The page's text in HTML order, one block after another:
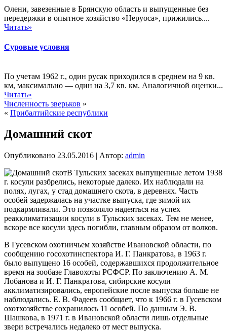
Олени, завезенные в Брянскую область и выпущенные без
передержки в опытное хозяйство «Неруоса», прижились....
Читать»
Суровые условия
По учетам 1962 г., один русак приходился в среднем на 9 кв.
км, максимально — один на 3,7 кв. км. Аналогичной оценки...
Читать»
Численность зверьков »
« Прибалтийские республики
Домашний скот
Опубликовано 23.05.2016 | Автор: admin
В Тульских засеках выпущенные летом 1938
г. косули разбрелись, некоторые далеко. Их наблюдали на
полях, лугах, у стад домашнего скота, в деревнях. Часть
особей задержалась на участке выпуска, где зимой их
подкармливали. Это позволяло надеяться на успех
реакклиматизации косули в Тульских засеках. Тем не менее,
вскоре все косули здесь погибли, главным образом от волков.
В Гусевском охотничьем хозяйстве Ивановской области, по
сообщению госохотинспектора И. Г. Панкратова, в 1963 г.
было выпущено 16 особей, содержавшихся продолжительное
время на зообазе Главохоты РСФСР. По заключению А. М.
Лобанова и И. Г. Панкратова, сибирские косули
акклиматизировались, европейские после выпуска больше не
наблюдались. Е. В. Фадеев сообщает, что к 1966 г. в Гусевском
охотхозяйстве сохранилось 11 особей. По данным Э. В.
Шашкова, в 1971 г. в Ивановской области лишь отдельные
звери встречались недалеко от мест выпуска.